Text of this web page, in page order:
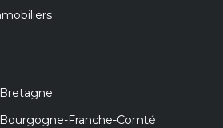
Franche-Comté